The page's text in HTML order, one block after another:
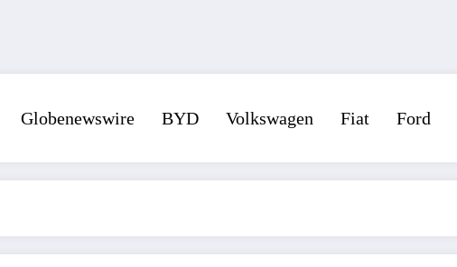
Globenewswire BYD Volkswagen Fiat Ford